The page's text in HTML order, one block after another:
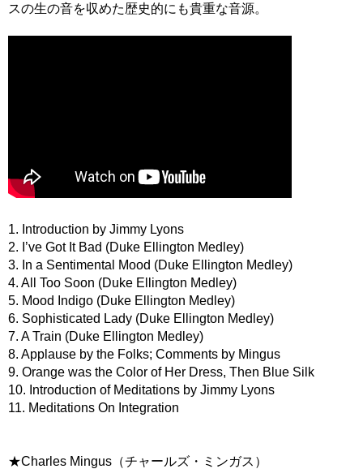
スの生の音を収めた歴史的にも貴重な音源。
1. Introduction by Jimmy Lyons
2. I’ve Got It Bad (Duke Ellington Medley)
3. In a Sentimental Mood (Duke Ellington Medley)
4. All Too Soon (Duke Ellington Medley)
5. Mood Indigo (Duke Ellington Medley)
6. Sophisticated Lady (Duke Ellington Medley)
7. A Train (Duke Ellington Medley)
8. Applause by the Folks; Comments by Mingus
9. Orange was the Color of Her Dress, Then Blue Silk
10. Introduction of Meditations by Jimmy Lyons
11. Meditations On Integration
★Charles Mingus（チャールズ・ミンガス）